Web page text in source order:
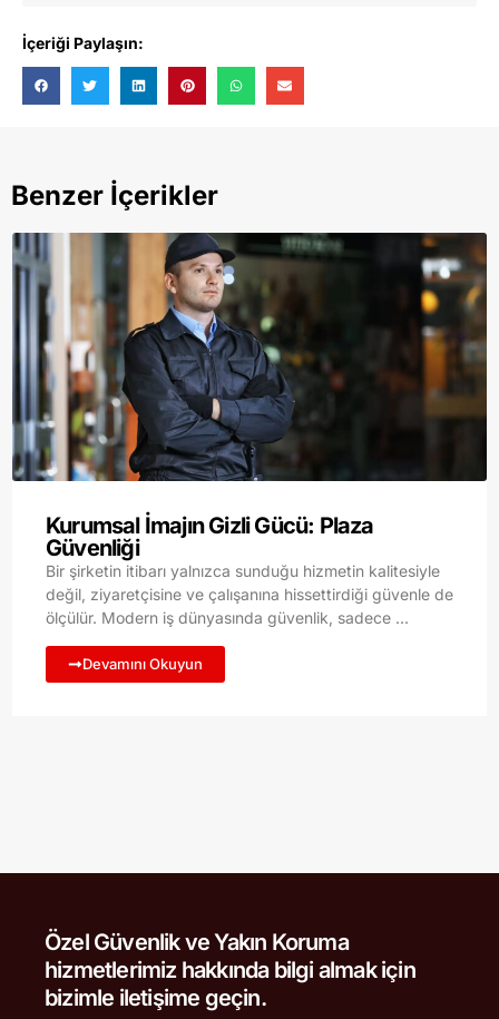
İçeriği Paylaşın:
Benzer İçerikler
Kurumsal İmajın Gizli Gücü: Plaza
Güvenliği
Bir şirketin itibarı yalnızca sunduğu hizmetin kalitesiyle
değil, ziyaretçisine ve çalışanına hissettirdiği güvenle de
ölçülür. Modern iş dünyasında güvenlik, sadece ...
Devamını Okuyun
Özel Güvenlik ve Yakın Koruma
hizmetlerimiz hakkında bilgi almak için
bizimle iletişime geçin.